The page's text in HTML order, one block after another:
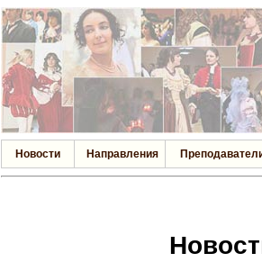
Новости Направления